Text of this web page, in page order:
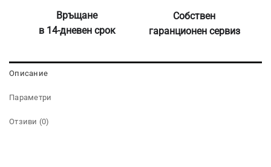
Връщане
в 14-дневен срок
Собствен
гаранционен сервиз
Описание
Параметри
Отзиви (0)